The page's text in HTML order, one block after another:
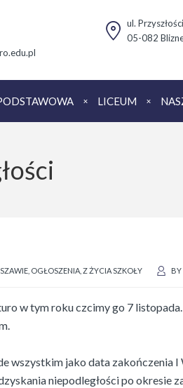
ul.
05-082
LICEUM
OGŁOSZENIA Z ŻYCIA SZKOŁY BY
w tym roku czcimy go 7
wszystkim jako data zakończenia
niepodległości po okresie